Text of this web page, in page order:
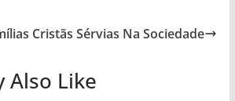
Cristãs Sérvias Na Sociedade
Also Like